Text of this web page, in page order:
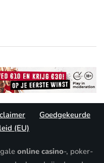
Goedgekeurde
(EU)
online casino-, poker-